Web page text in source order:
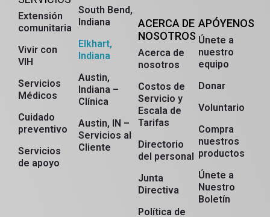
Extensión
comunitaria
Vivir con
VIH
Servicios
Médicos
Cuidado
preventivo
Servicios
de apoyo
South Bend,
Indiana
Elkhart,
Indiana
Austin,
Indiana –
Clínica
Austin, IN –
Servicios al
Cliente
ACERCA DE
NOSOTROS
Acerca de
nosotros
Costos de
Servicio y
Escala de
Tarifas
Directorio
del personal
Junta
Directiva
Política de
APÓYENOS
Únete a
nuestro
equipo
Donar
Voluntario
Compra
nuestros
productos
Únete a
Nuestro
Boletín
Russian